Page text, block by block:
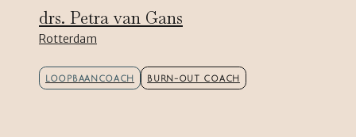
drs. Petra van Gans
Rotterdam
LOOPBAANCOACH BURN-OUT COACH